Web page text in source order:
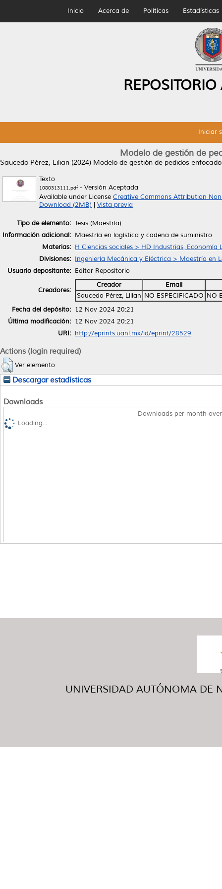
Inicio Acerca de Políticas Estadísticas
Iniciar
Modelo de gestión de
Saucedo Pérez, Lilian (2024) Modelo de gestión de pedidos
Texto
1080313111.pdf- Versión Aceptada
Available under License Creative Commons Attribution
Download (2MB)
Vista previa
Tipo de elemento: Tesis (Maestría)
Información adicional: Maestría en logística y cadena de suministro
Materias: H Ciencias sociales > HD Industrias, Economía
Divisiones: Ingeniería Mecánica y Eléctrica > Maestría en
Usuario depositante: Editor Repositorio
Creadores:
Creador
Email
Saucedo Pérez, Lilian NO ESPECIFICADO NO
Fecha del depósito: 12 Nov 2024 20:21
Última modificación: 12 Nov 2024 20:21
URI: http://eprints.uanl.mx/id/eprint/28529
Actions (login required)
Ver elemento
Descargar estadísticas
Downloads
Downloads per month
Loading...
UNIVERSIDAD AUTÓNOMA DE